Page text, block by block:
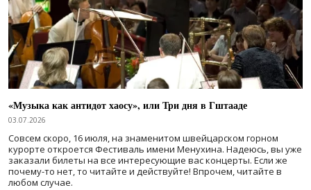
«Музыка как антидот хаосу», или Три дня в Гштааде
03.07.2026
Совсем скоро, 16 июля, на знаменитом швейцарском горном
курорте откроется Фестиваль имени Менухина. Надеюсь, вы уже
заказали билеты на все интересующие вас концерты. Если же
почему-то нет, то читайте и действуйте! Впрочем, читайте в
любом случае.